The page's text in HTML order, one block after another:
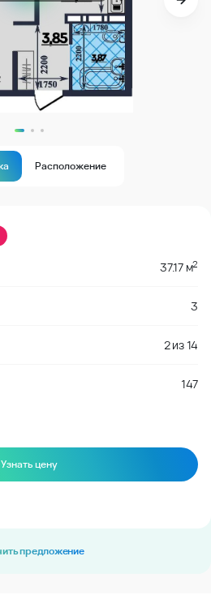
Расположение
37.17 м2
3
2из14
147
Узнать цену
предложение